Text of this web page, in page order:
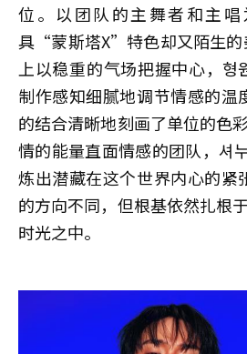
位。以团队的主舞者和主
具“蒙斯塔X”特色却又陌生的
上以稳重的气场把握中心，형
制作感知细腻地调节情感的温
的结合清晰地刻画了单位的色
情的能量直面情感的团队，셔
炼出潜藏在这个世界内心的紧
的方向不同，但根基依然扎根
时光之中。